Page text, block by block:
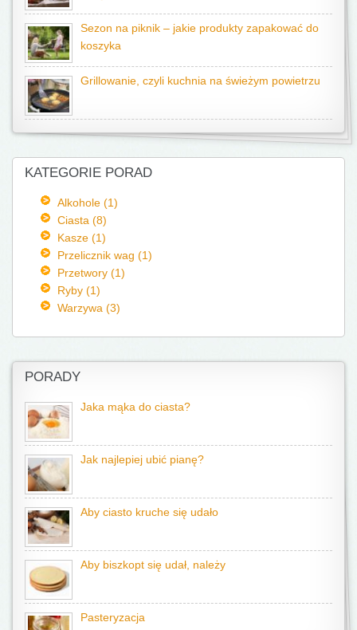
Sezon na piknik – jakie produkty zapakować do
koszyka
Grillowanie, czyli kuchnia na świeżym powietrzu
KATEGORIE PORAD
Alkohole (1)
Ciasta (8)
Kasze (1)
Przelicznik wag (1)
Przetwory (1)
Ryby (1)
Warzywa (3)
PORADY
Jaka mąka do ciasta?
Jak najlepiej ubić pianę?
Aby ciasto kruche się udało
Aby biszkopt się udał, należy
Pasteryzacja